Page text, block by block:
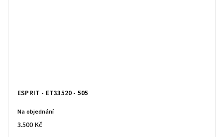
ESPRIT - ET33520 - 505
Na objednání
3.500 Kč